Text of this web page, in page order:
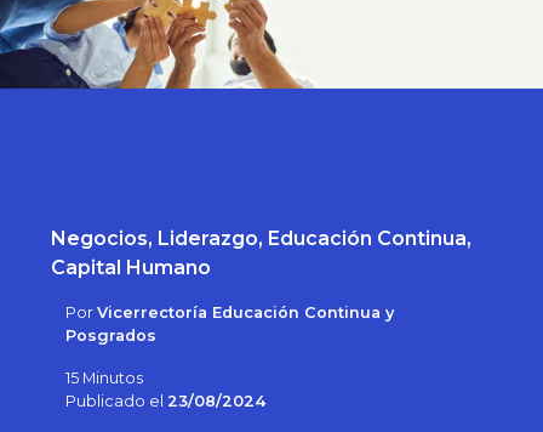
Negocios, Liderazgo, Educación Continua,
Capital Humano
Por Vicerrectoría Educación Continua y
Posgrados
15 Minutos
Publicado el 23/08/2024